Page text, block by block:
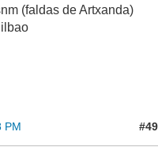
(faldas de Artxanda)
PM #49